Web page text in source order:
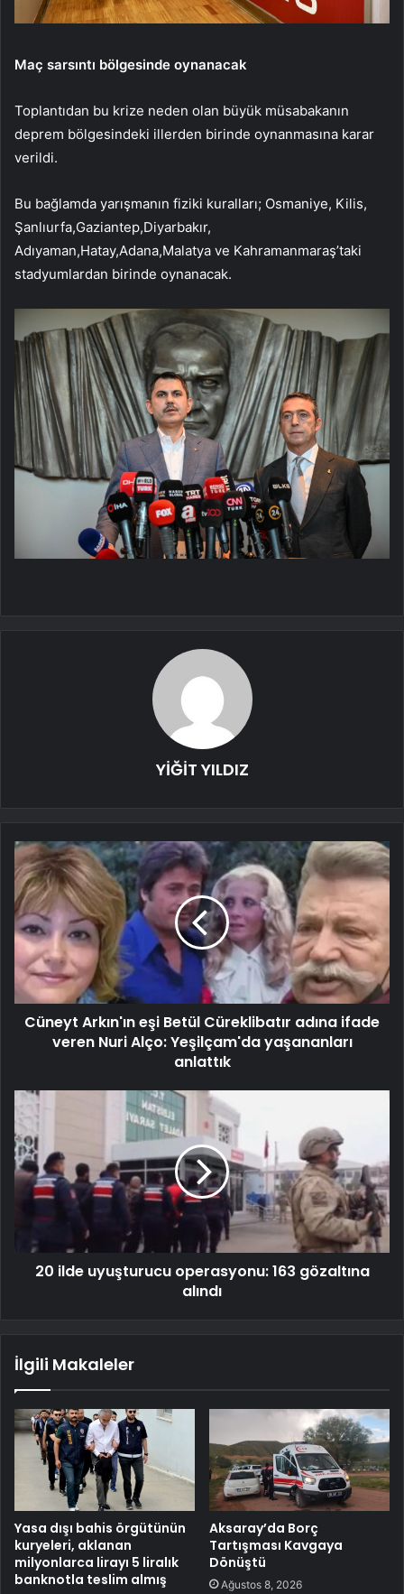
Maç sarsıntı bölgesinde oynanacak
Toplantıdan bu krize neden olan büyük müsabakanın
deprem bölgesindeki illerden birinde oynanmasına karar
verildi.
Bu bağlamda yarışmanın fiziki kuralları; Osmaniye, Kilis,
Şanlıurfa,Gaziantep,Diyarbakır,
Adıyaman,Hatay,Adana,Malatya ve Kahramanmaraş’taki
stadyumlardan birinde oynanacak.
YİĞİT YILDIZ
Cüneyt Arkın'ın eşi Betül Cüreklibatır adına ifade
veren Nuri Alço: Yeşilçam'da yaşananları
anlattık
20 ilde uyuşturucu operasyonu: 163 gözaltına
alındı
İlgili Makaleler
Yasa dışı bahis örgütünün
kuryeleri, aklanan
milyonlarca lirayı 5 liralık
banknotla teslim almış
Aksaray’da Borç
Tartışması Kavgaya
Dönüştü
Ağustos 8, 2026